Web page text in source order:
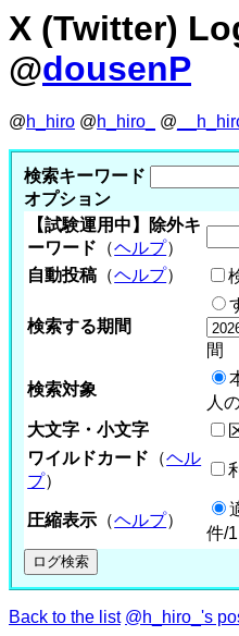
X (Twitter)
@dousenP
@h_hiro @h_hiro_ @
検索キーワード
オプション
【試験運用中】除外キ
ーワード （ヘルプ）
自動投稿 （ヘルプ）
検索する期間
間
検索対象
人
大文字・小文字
ワイルドカード （ヘル
プ）
圧縮表示 （ヘルプ）
件/1
Back to the list @h_hiro_'s